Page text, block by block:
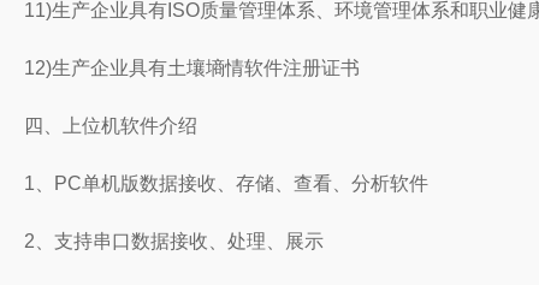
11)生产企业具有ISO质量管理体系、环境管理体系和职业健
12)生产企业具有土壤墒情软件注册证书
四、上位机软件介绍
1、PC单机版数据接收、存储、查看、分析软件
2、支持串口数据接收、处理、展示